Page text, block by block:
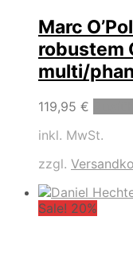
Marc
robustem
multi/
119,95 €
inkl. MwSt.
zzgl.
Sale! 20%